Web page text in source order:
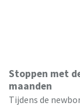
Stoppen met
maanden
Tijdens de